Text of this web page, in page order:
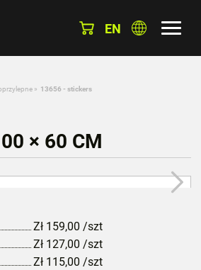
EN
» 13656 - stickers
× 60 CM
Zł 159,00 /szt
Zł 127,00 /szt
Zł 115,00 /szt